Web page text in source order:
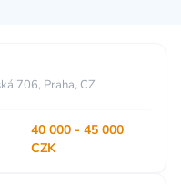
706, Praha, CZ
40 000 - 45 000
CZK
a více